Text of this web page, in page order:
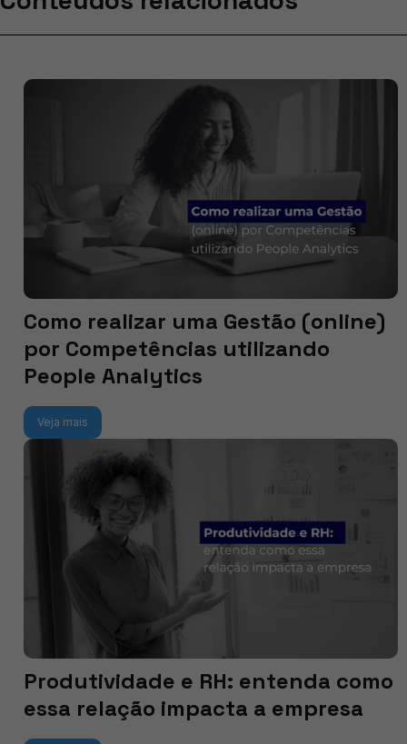
Como realizar uma Gestão (online)
por Competências utilizando
People Analytics
Veja mais
Produtividade e RH: entenda como
essa relação impacta a empresa